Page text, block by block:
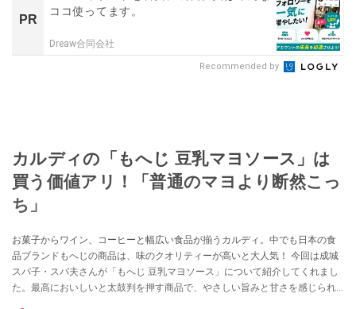
PR
ココ使ってます。
Dreaw合同会社
Recommended by
カルディの「もへじ 豆乳マヨソース」は
買う価値アリ！「普通のマヨより断然こっ
ち」
お菓子からワイン、コーヒーと幅広い食品が揃うカルディ。中でも日本の食
品ブランドもへじの商品は、味のクオリティーが高いと大人気！ 今回は成城
スパ子・スパ夫さんが「もへじ 豆乳マヨソース」について紹介してくれまし
た。最高においしいと太鼓判を押す商品で、やさしい旨みと甘さを感じられ